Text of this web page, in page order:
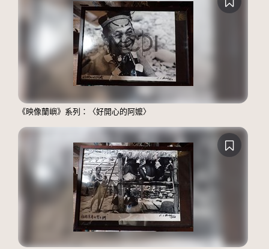
《映像蘭嶼》系列：〈好開心的阿嬤〉